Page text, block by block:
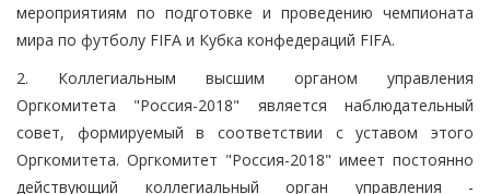
мероприятиям по подготовке и проведению чемпионата
мира по футболу FIFA и Кубка конфедераций FIFA.
2. Коллегиальным высшим органом управления
Оргкомитета "Россия-2018" является наблюдательный
совет, формируемый в соответствии с уставом этого
Оргкомитета. Оргкомитет "Россия-2018" имеет постоянно
действующий коллегиальный орган управления -